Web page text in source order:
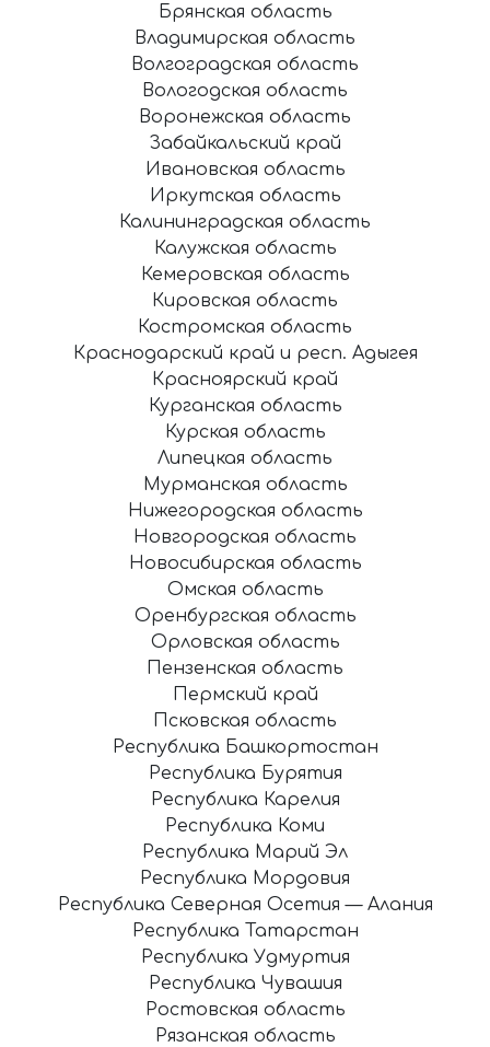
Брянская область
Владимирская область
Волгоградская область
Вологодская область
Воронежская область
Забайкальский край
Ивановская область
Иркутская область
Калининградская область
Калужская область
Кемеровская область
Кировская область
Костромская область
Краснодарский край и респ. Адыгея
Красноярский край
Курганская область
Курская область
Липецкая область
Мурманская область
Нижегородская область
Новгородская область
Новосибирская область
Омская область
Оренбургская область
Орловская область
Пензенская область
Пермский край
Псковская область
Республика Башкортостан
Республика Бурятия
Республика Карелия
Республика Коми
Республика Марий Эл
Республика Мордовия
Республика Северная Осетия — Алания
Республика Татарстан
Республика Удмуртия
Республика Чувашия
Ростовская область
Рязанская область